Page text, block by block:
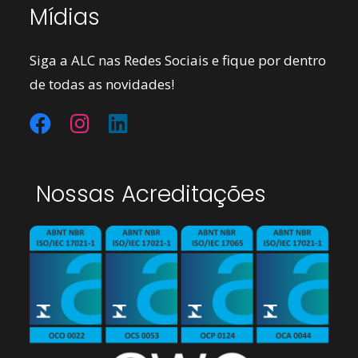
Mídias
Siga a ALC nas Redes Sociais e fique por dentro
de todas as novidades!
Nossas Acreditações